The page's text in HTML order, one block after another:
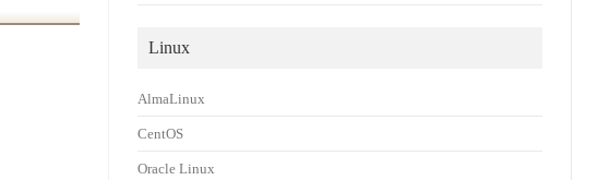
Linux
AlmaLinux
CentOS
Oracle Linux